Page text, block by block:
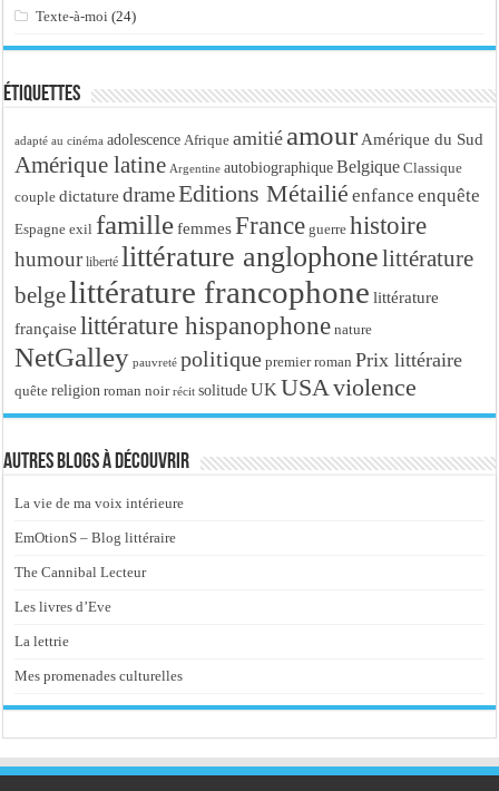
Texte-à-moi (24)
Étiquettes
adapté au cinéma adolescence Afrique amitié amour Amérique du Sud
Amérique latine Argentine autobiographique Belgique Classique
couple dictature drameEditions Métailié enfance enquête
Espagne exil famille femmes France guerre histoire
humour liberté littérature anglophonelittérature
belgelittérature francophone littérature
française littérature hispanophone nature
NetGalley pauvreté politique premier roman Prix littéraire
quête religion roman noir récit solitude UK USAviolence
Autres blogs à découvrir
La vie de ma voix intérieure
EmOtionS – Blog littéraire
The Cannibal Lecteur
Les livres d’Eve
La lettrie
Mes promenades culturelles